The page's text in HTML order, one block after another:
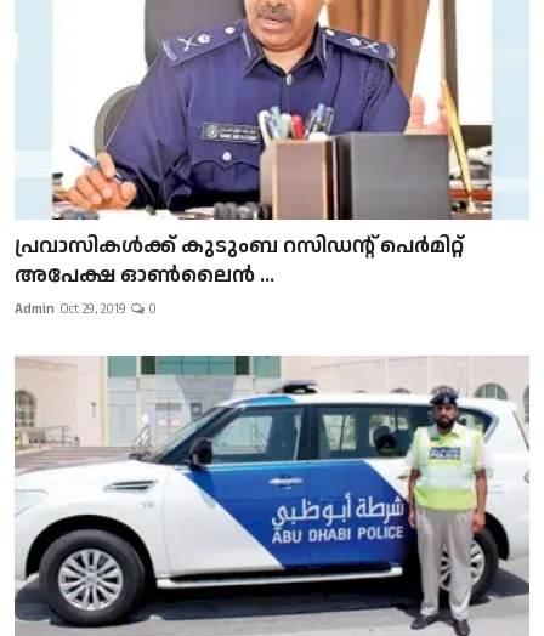
പ്രവാസികള്‍ക്ക് കുടുംബ റസിഡന്റ് പെർമിറ്റ്
അപേക്ഷ ഓൺലൈൻ ...
Admin Oct 29, 2019 0